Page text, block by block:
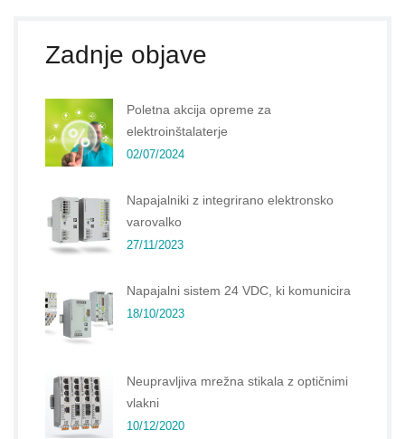
Zadnje objave
Poletna akcija opreme za
elektroinštalaterje
02/07/2024
Napajalniki z integrirano elektronsko
varovalko
27/11/2023
Napajalni sistem 24 VDC, ki komunicira
18/10/2023
Neupravljiva mrežna stikala z optičnimi
vlakni
10/12/2020